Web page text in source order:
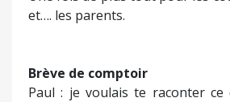
et…. les parents.
Brève de comptoir
Paul : je voulais te raconter ce